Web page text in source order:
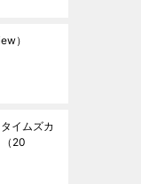
）
イムズカ
（20